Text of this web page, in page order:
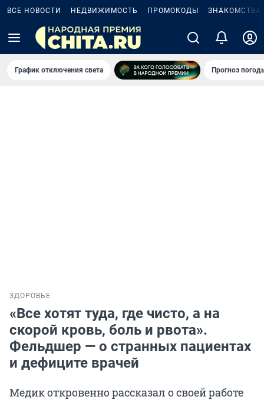
ВСЕ НОВОСТИ НЕДВИЖИМОСТЬ ПРОМОКОДЫ ЗНАКОМСТВА
График отключения света Прогноз
ЗДОРОВЬЕ
«Все хотят туда, где чисто, а на
скорой кровь, боль и рвота».
Фельдшер — о странных пациентах
и дефиците врачей
Медик откровенно рассказал о своей работе